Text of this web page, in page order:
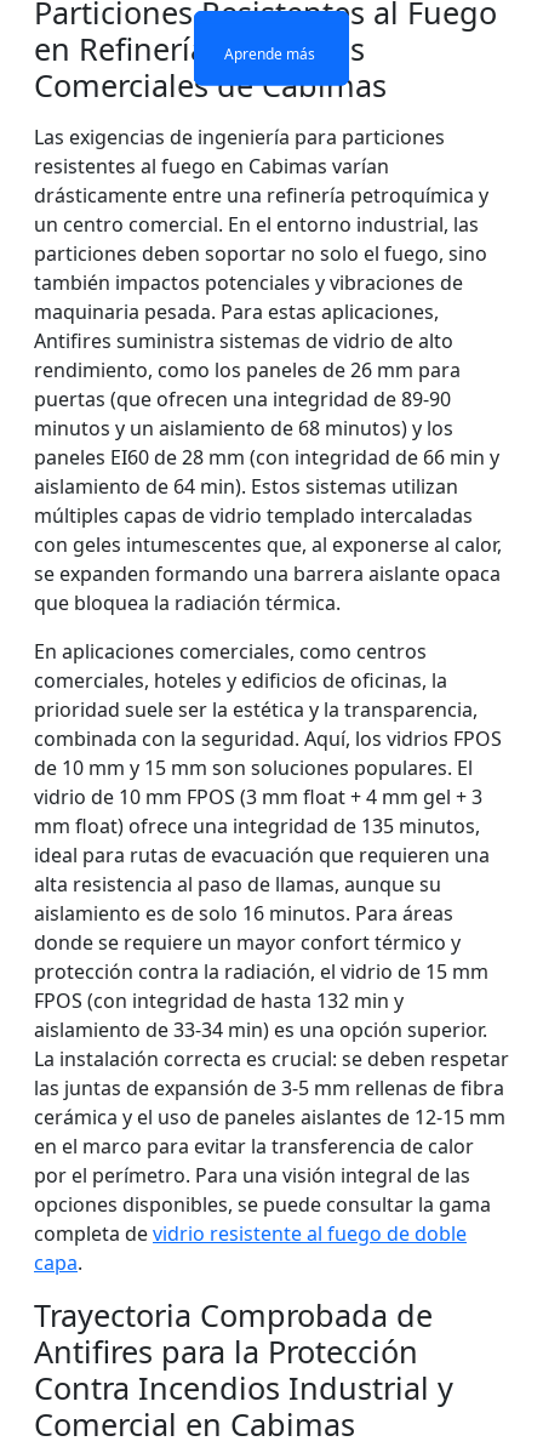
Aprende más
Aprende más
Particiones Resistentes al Fuego
en Refinerías y Centros
Comerciales de Cabimas
Las exigencias de ingeniería para particiones
resistentes al fuego en Cabimas varían
drásticamente entre una refinería petroquímica y
un centro comercial. En el entorno industrial, las
particiones deben soportar no solo el fuego, sino
también impactos potenciales y vibraciones de
maquinaria pesada. Para estas aplicaciones,
Antifires suministra sistemas de vidrio de alto
rendimiento, como los paneles de 26 mm para
puertas (que ofrecen una integridad de 89-90
minutos y un aislamiento de 68 minutos) y los
paneles EI60 de 28 mm (con integridad de 66 min y
aislamiento de 64 min). Estos sistemas utilizan
múltiples capas de vidrio templado intercaladas
con geles intumescentes que, al exponerse al calor,
se expanden formando una barrera aislante opaca
que bloquea la radiación térmica.
En aplicaciones comerciales, como centros
comerciales, hoteles y edificios de oficinas, la
prioridad suele ser la estética y la transparencia,
combinada con la seguridad. Aquí, los vidrios FPOS
de 10 mm y 15 mm son soluciones populares. El
vidrio de 10 mm FPOS (3 mm float + 4 mm gel + 3
mm float) ofrece una integridad de 135 minutos,
ideal para rutas de evacuación que requieren una
alta resistencia al paso de llamas, aunque su
aislamiento es de solo 16 minutos. Para áreas
donde se requiere un mayor confort térmico y
protección contra la radiación, el vidrio de 15 mm
FPOS (con integridad de hasta 132 min y
aislamiento de 33-34 min) es una opción superior.
La instalación correcta es crucial: se deben respetar
las juntas de expansión de 3-5 mm rellenas de fibra
cerámica y el uso de paneles aislantes de 12-15 mm
en el marco para evitar la transferencia de calor
por el perímetro. Para una visión integral de las
opciones disponibles, se puede consultar la gama
completa devidrio resistente al fuego de doble
capa.
Trayectoria Comprobada de
Antifires para la Protección
Contra Incendios Industrial y
Comercial en Cabimas